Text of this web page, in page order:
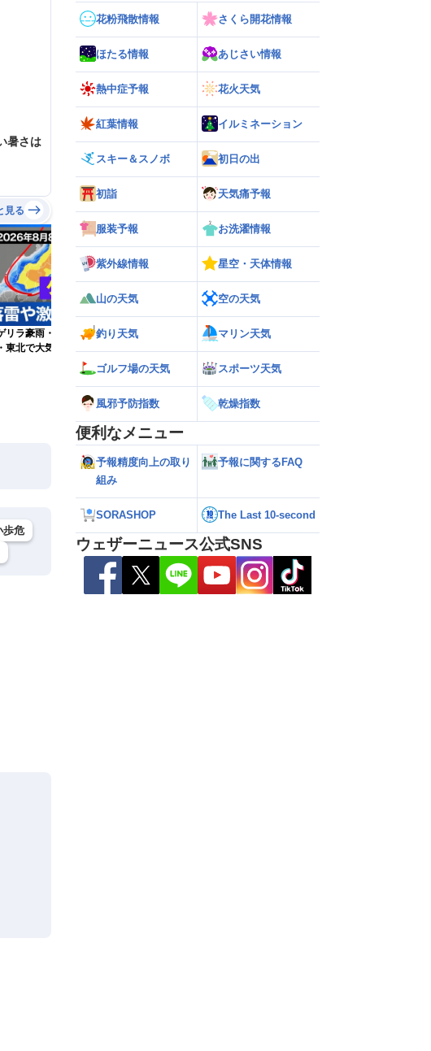
暑さは
見る
リラ豪雨・落雷警戒】午後は東日
東北で大気の状態が非常に不安定に
【台風13号 2026】台風離れてもスパイ
報）
歩危
花粉飛散情報 さくら開花情報
ほたる情報 あじさい情報
熱中症予報 花火天気
紅葉情報 イルミネーション
スキー＆スノボ 初日の出
初詣 天気痛予報
服装予報 お洗濯情報
紫外線情報 星空・天体情報
山の天気 空の天気
釣り天気 マリン天気
ゴルフ場の天気 スポーツ天気
風邪予防指数 乾燥指数
便利なメニュー
予報精度向上の取り
組み
予報に関するFAQ
SORASHOP The Last 10-second
ウェザーニュース公式SNS